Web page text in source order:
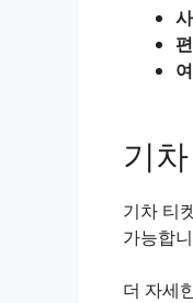
기
기차 티
가능합
더 자세